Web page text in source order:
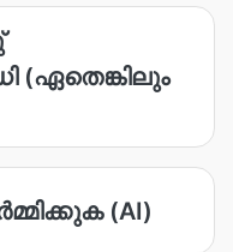
(ഏതെങ്കിലും
(AI)